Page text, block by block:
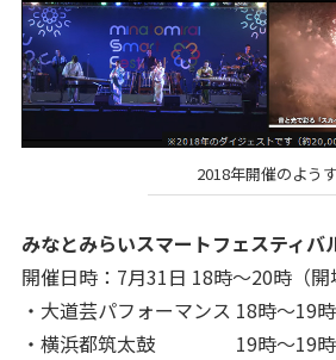
2018年開催のようす
みなとみらいスマートフェスティバ
開催日時：7月31日 18時～20時（開
・大道芸パフォーマンス 18時～19時
・横浜都筑太鼓 19時～19時